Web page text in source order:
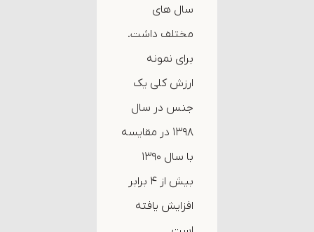
سال های
مختلف داشت.
برای نمونه
ارزش کلی یک
جنس در سال
۱۳۹۸ در مقایسه
با سال ۱۳۹۰
بیش از ۴ برابر
افزایش یافته